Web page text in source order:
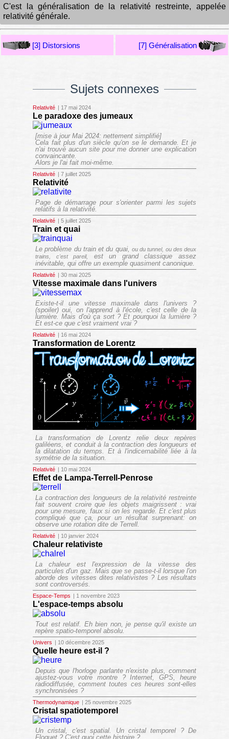
Sujets connexes
Relativité | 17 mai 2024
Le paradoxe des jumeaux
[mise à jour Mai 2024: nettement simplifié]
Cela fait plus d'un siècle qu'on se le demande. Et je
n'ai trouvé aucun site pour me donner une explication
convaincante.
Alors je l'ai fait moi-même.
Relativité | 7 juillet 2025
Relativité
Page de démarrage pour s'orienter parmi les sujets
relatifs à la relativité.
Relativité | 5 juillet 2025
Train et quai
Le problème du train et du quai, ou du tunnel, ou des deux
trains, c'est pareil,
est un grand classique assez
inévitable, qui offre un exemple quasiment canonique.
Relativité | 30 mai 2025
Vitesse maximale dans l'univers
Existe-t-il une vitesse maximale dans l'univers ?
(spoiler) oui, on l'apprend à l'école, c'est celle de la
lumière. Mais d'où ça sort ? Et pourquoi la lumière ?
Et est-ce que c'est vraiment vrai ?
Relativité | 16 mai 2024
Transformation de Lorentz
La transformation de Lorentz relie deux repères
galiléens, et conduit à la contraction des longueurs et
la dilatation du temps. Et à l'indicernabilité liée à la
symétrie de la situation.
Relativité | 10 mai 2024
Effet de Lampa-Terrell-Penrose
La contraction des longueurs de la relativité restreinte
fait souvent croire que les objets maigrissent : vrai
pour une mesure, faux si on les regarde. Et c'est plus
compliqué que ça, pour un résultat surprenant: on
observe une rotation dite de Terrell.
Relativité | 10 janvier 2024
Chaleur relativiste
La chaleur est l'expression de la vitesse des
particules d'un gaz. Mais que se passe-t-il lorsque l'on
aborde des vitesses dites relativistes ? Les résultats
sont controversés.
Espace-Temps | 1 novembre 2023
L'espace-temps absolu
Tout est relatif. Eh bien non, je pense qu'il existe un
repère spatio-temporel absolu.
Univers | 10 décembre 2025
Quelle heure est-il ?
Depuis que l'horloge parlante n'existe plus, comment
ajustez-vous votre montre ? Internet, GPS, heure
radiodiffusée, comment toutes ces heures sont-elles
synchronisées ?
Thermodynamique | 25 novembre 2025
Cristal spatiotemporel
Un cristal, c'est spatial. Un cristal temporel ? De
Floquet ? C'est quoi cette histoire ?
C'est la généralisation de la relativité restreinte, appelée
relativité générale.
[3] Distorsions [7] Généralisation